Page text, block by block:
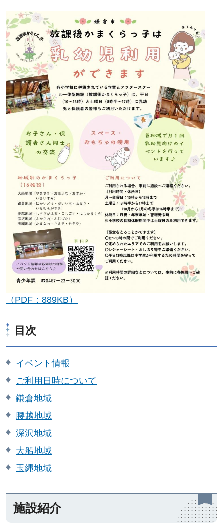
（PDF：889KB）
目次
イベント情報
ご利用日時について
鎌倉地域
腰越地域
深沢地域
大船地域
玉縄地域
施設紹介